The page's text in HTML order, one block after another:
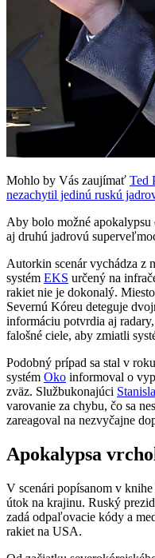
Mohlo by Vás zaujímať Ted
nezachytil jedinú ruskú
Aby bolo možné
aj druhú jadrovú
Autorkin scenár vychádza z
systém EKS určený na
rakiet nie je dokonalý.
Severnú Kóreu deteguje
informáciu potvrdia aj
falošné ciele, aby zmiatli
Podobný prípad sa stal v
systém Oko informoval o
zväz. Službukonajúci
varovanie za chybu, čo sa
zareagoval na nezvyčajne
Apokalypsa
V scenári popísanom v
útok na krajinu. Ruský
zadá odpaľovacie kódy a
rakiet na USA.